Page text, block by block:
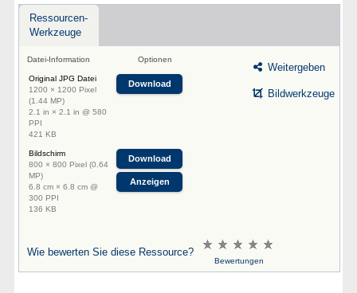
Ressourcen-
Werkzeuge
Datei-Information Optionen
Original JPG Datei
1200 × 1200 Pixel
(1.44 MP)
2.1 in × 2.1 in @ 580
PPI
421 KB
Download
Bildschirm
800 × 800 Pixel (0.64
MP)
6.8 cm × 6.8 cm @
300 PPI
136 KB
Download
Anzeigen
Weitergeben
Bildwerkzeuge
Wie bewerten Sie diese Ressource?
Bewertungen